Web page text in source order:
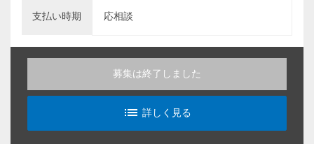
支払い時期 応相談
募集は終了しました
list_alt
詳しく見る